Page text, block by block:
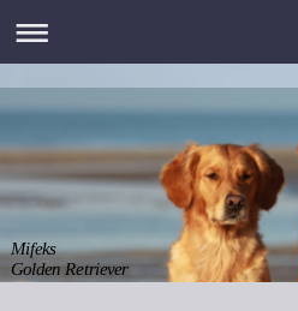
Mifeks
Golden Retriever